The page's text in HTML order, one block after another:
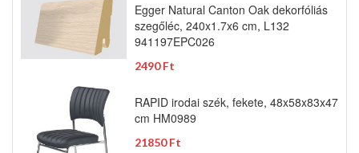
Egger Natural Canton Oak dekorfóliás
szegőléc, 240x1.7x6 cm, L132
941197EPC026
2490 Ft
RAPID irodai szék, fekete, 48x58x83x47
cm HM0989
21850 Ft